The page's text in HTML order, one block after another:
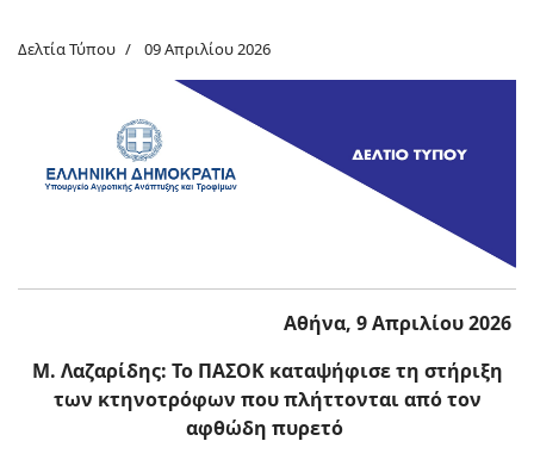
Δελτία Τύπου 09 Απριλίου 2026
Αθήνα, 9 Απριλίου 2026
Μ. Λαζαρίδης: Το ΠΑΣΟΚ καταψήφισε τη στήριξη
των κτηνοτρόφων που πλήττονται από τον
αφθώδη πυρετό